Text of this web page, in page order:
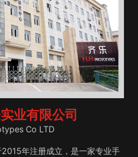
业有限公司
Co LTD
年注册成立，是一家专业手